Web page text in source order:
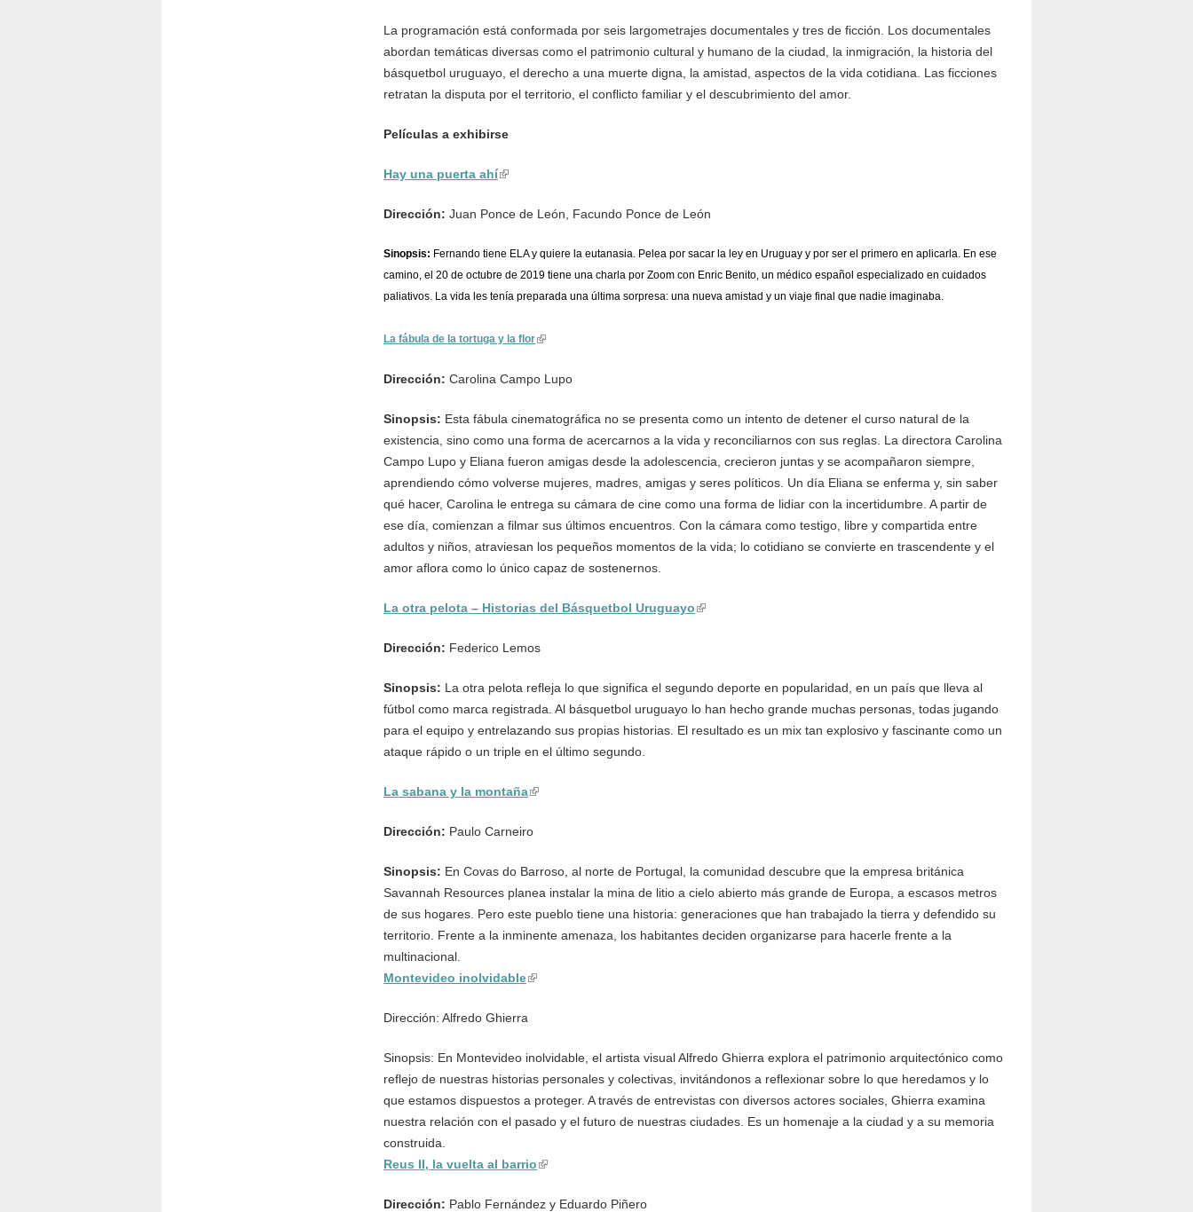
La programación está conformada por seis largometrajes documentales y tres de ficción. Los documentales
abordan temáticas diversas como el patrimonio cultural y humano de la ciudad, la inmigración, la historia del
básquetbol uruguayo, el derecho a una muerte digna, la amistad, aspectos de la vida cotidiana. Las ficciones
retratan la disputa por el territorio, el conflicto familiar y el descubrimiento del amor.
Películas a exhibirse
Hay una puerta ahí(link is external)
Dirección: Juan Ponce de León, Facundo Ponce de León
Sinopsis: Fernando tiene ELA y quiere la eutanasia. Pelea por sacar la ley en Uruguay y por ser el primero en aplicarla. En ese
camino, el 20 de octubre de 2019 tiene una charla por Zoom con Enric Benito, un médico español especializado en cuidados
paliativos. La vida les tenía preparada una última sorpresa: una nueva amistad y un viaje final que nadie imaginaba.
La fábula de la tortuga y la flor(link is external)
Dirección: Carolina Campo Lupo
Sinopsis: Esta fábula cinematográfica no se presenta como un intento de detener el curso natural de la
existencia, sino como una forma de acercarnos a la vida y reconciliarnos con sus reglas. La directora Carolina
Campo Lupo y Eliana fueron amigas desde la adolescencia, crecieron juntas y se acompañaron siempre,
aprendiendo cómo volverse mujeres, madres, amigas y seres políticos. Un día Eliana se enferma y, sin saber
qué hacer, Carolina le entrega su cámara de cine como una forma de lidiar con la incertidumbre. A partir de
ese día, comienzan a filmar sus últimos encuentros. Con la cámara como testigo, libre y compartida entre
adultos y niños, atraviesan los pequeños momentos de la vida; lo cotidiano se convierte en trascendente y el
amor aflora como lo único capaz de sostenernos.
La otra pelota – Historias del Básquetbol Uruguayo(link is external)
Dirección: Federico Lemos
Sinopsis: La otra pelota refleja lo que significa el segundo deporte en popularidad, en un país que lleva al
fútbol como marca registrada. Al básquetbol uruguayo lo han hecho grande muchas personas, todas jugando
para el equipo y entrelazando sus propias historias. El resultado es un mix tan explosivo y fascinante como un
ataque rápido o un triple en el último segundo.
La sabana y la montaña(link is external)
Dirección: Paulo Carneiro
Sinopsis: En Covas do Barroso, al norte de Portugal, la comunidad descubre que la empresa británica
Savannah Resources planea instalar la mina de litio a cielo abierto más grande de Europa, a escasos metros
de sus hogares. Pero este pueblo tiene una historia: generaciones que han trabajado la tierra y defendido su
territorio. Frente a la inminente amenaza, los habitantes deciden organizarse para hacerle frente a la
multinacional.
Montevideo inolvidable(link is external)
Dirección: Alfredo Ghierra
Sinopsis: En Montevideo inolvidable, el artista visual Alfredo Ghierra explora el patrimonio arquitectónico como
reflejo de nuestras historias personales y colectivas, invitándonos a reflexionar sobre lo que heredamos y lo
que estamos dispuestos a proteger. A través de entrevistas con diversos actores sociales, Ghierra examina
nuestra relación con el pasado y el futuro de nuestras ciudades. Es un homenaje a la ciudad y a su memoria
construida.
Reus II, la vuelta al barrio(link is external)
Dirección: Pablo Fernández y Eduardo Piñero